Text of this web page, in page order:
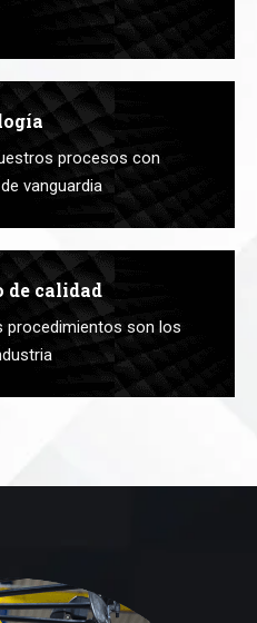
procesos con
vanguardia
de calidad
procedimientos son los